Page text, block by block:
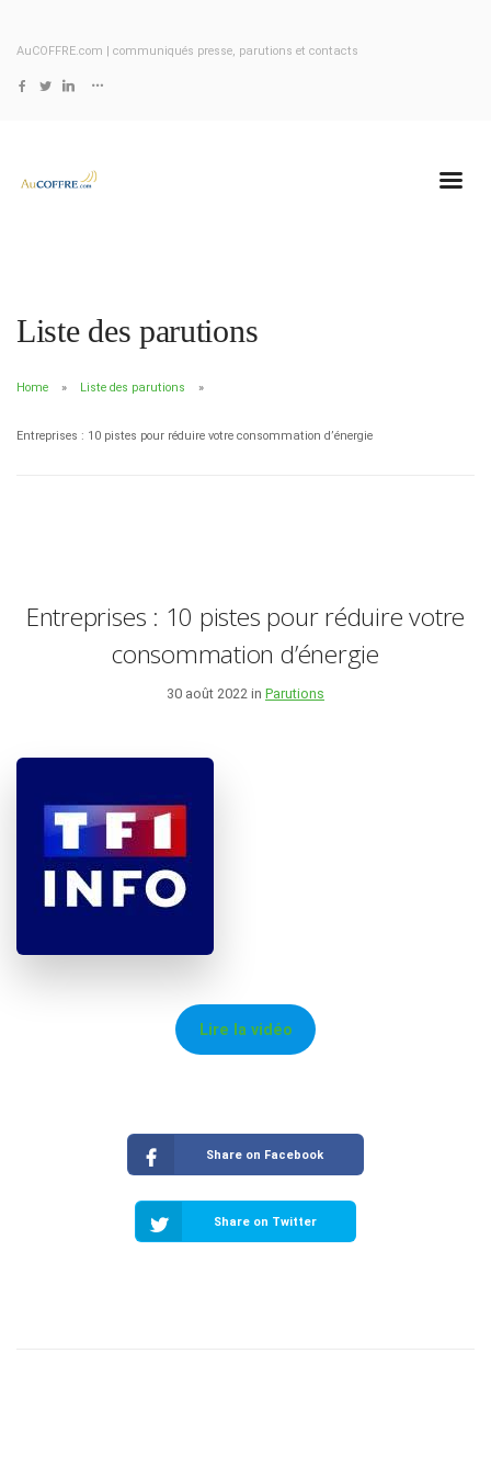
AuCOFFRE.com | communiqués presse, parutions et contacts
Liste des parutions
Home Liste des parutions
Entreprises : 10 pistes pour réduire votre consommation d’énergie
Entreprises : 10 pistes pour réduire votre
consommation d’énergie
30 août 2022 in Parutions
Lire la vidéo
Share on Facebook
Share on Twitter